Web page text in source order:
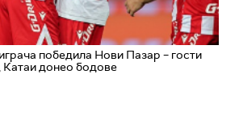
победила Нови Пазар – гости
Катаи донео бодове